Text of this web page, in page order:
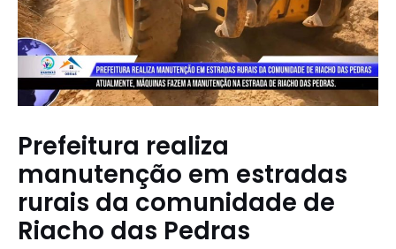
Prefeitura realiza
manutenção em estradas
rurais da comunidade de
Riacho das Pedras